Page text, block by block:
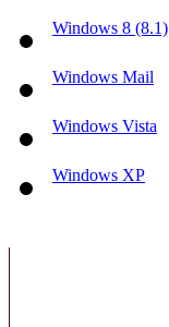
Windows 8 (8.1)
Windows Mail
Windows Vista
Windows XP